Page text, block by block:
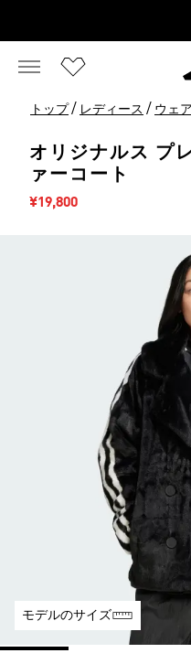
トップ / レディース / ウェ
オリジナルス プ
ァーコート
セール価格
¥19,800
モデルのサイズ